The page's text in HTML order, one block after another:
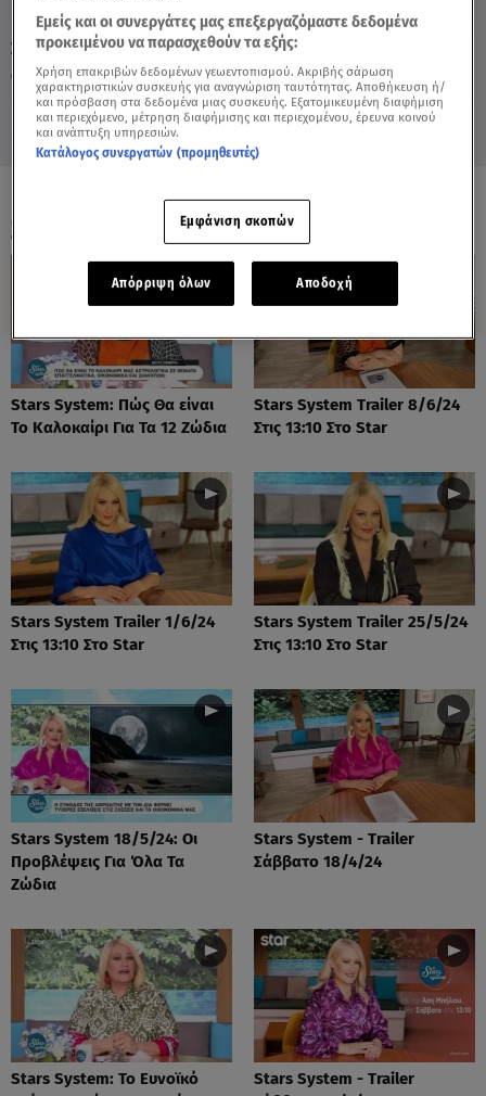
Σάββατο 8 Αυγούστου 2026
24.08.23, 11:18 ΖΩΔΙΑ
ΟΛΑ ΤΑ ΒΙΝΤΕΟ
Stars System: Πώς Θα είναι
Το Καλοκαίρι Για Τα 12 Ζώδια
Stars System Trailer 8/6/24
Στις 13:10 Στο Star
Stars System Trailer 1/6/24
Στις 13:10 Στο Star
Stars System Trailer 25/5/24
Στις 13:10 Στο Star
Stars System 18/5/24: Οι
Προβλέψεις Για Όλα Τα
Ζώδια
Stars System - Trailer
Σάββατο 18/4/24
Stars System: Το Ευνοϊκό
Stars System - Trailer
Εμείς και οι συνεργάτες μας επεξεργαζόμαστε δεδομένα
προκειμένου να παρασχεθούν τα εξής:
Χρήση επακριβών δεδομένων γεωεντοπισμού. Ακριβής σάρωση
χαρακτηριστικών συσκευής για αναγνώριση ταυτότητας. Αποθήκευση ή/
και πρόσβαση στα δεδομένα μιας συσκευής. Εξατομικευμένη διαφήμιση
και περιεχόμενο, μέτρηση διαφήμισης και περιεχομένου, έρευνα κοινού
και ανάπτυξη υπηρεσιών.
Κατάλογος συνεργατών (προμηθευτές)
Εμφάνιση σκοπών
Απόρριψη όλων Αποδοχή